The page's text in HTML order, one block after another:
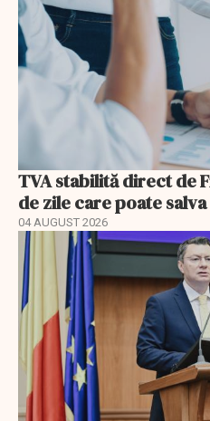
TVA stabilită direct de
de zile care poate
04 AUGUST 2026